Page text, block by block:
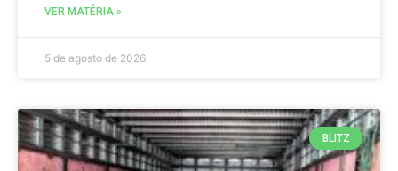
VER MATÉRIA »
5 de agosto de 2026
BLITZ